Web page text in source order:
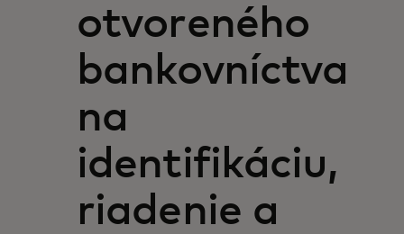
Pre inovátorov
otvoreného
bankovníctva
na
identifikáciu,
riadenie a